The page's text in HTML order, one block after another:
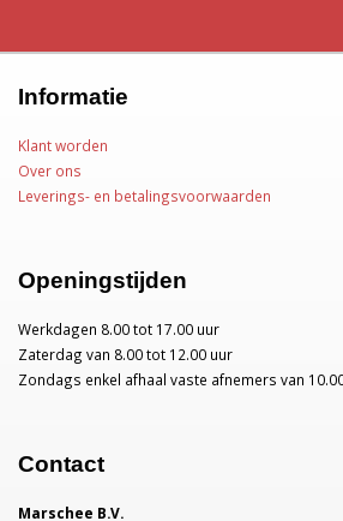
Informatie
Klant worden
Over ons
Leverings- en betalingsvoorwaarden
Openingstijden
Werkdagen 8.00 tot 17.00 uur
Zaterdag van 8.00 tot 12.00 uur
Zondags enkel afhaal vaste afnemers van
Contact
Marschee B.V.